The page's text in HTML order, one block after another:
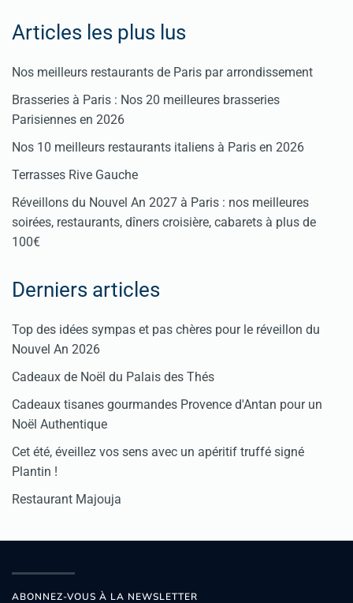
Articles les plus lus
Nos meilleurs restaurants de Paris par arrondissement
Brasseries à Paris : Nos 20 meilleures brasseries
Parisiennes en 2026
Nos 10 meilleurs restaurants italiens à Paris en 2026
Terrasses Rive Gauche
Réveillons du Nouvel An 2027 à Paris : nos meilleures
soirées, restaurants, dîners croisière, cabarets à plus de
100€
Derniers articles
Top des idées sympas et pas chères pour le réveillon du
Nouvel An 2026
Cadeaux de Noël du Palais des Thés
Cadeaux tisanes gourmandes Provence d'Antan pour un
Noël Authentique
Cet été, éveillez vos sens avec un apéritif truffé signé
Plantin !
Restaurant Majouja
ABONNEZ-VOUS À LA NEWSLETTER